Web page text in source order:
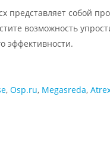
представляет собой
возможность
эффективности.
, Osp.ru, Megasreda,